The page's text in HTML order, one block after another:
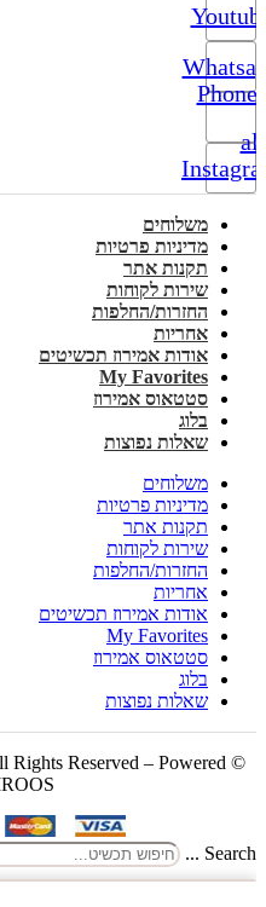
Phone-
alt
משלוחים
מדיניות פרטיות
תקנות אתר
שירות לקוחות
החזרות/החלפות
אחריות
אודות אמירוז תכשיטים
My Favorites
סטטאוס אמירוז
בלוג
שאלות נפוצות
משלוחים
מדיניות פרטיות
תקנות אתר
שירות לקוחות
החזרות/החלפות
אחריות
אודות אמירוז תכשיטים
My Favorites
סטטאוס אמירוז
בלוג
שאלות נפוצות
© Copyright 2024
Rights Reserved – Powered
Search ...